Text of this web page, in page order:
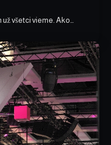
všetci vieme. Ako…